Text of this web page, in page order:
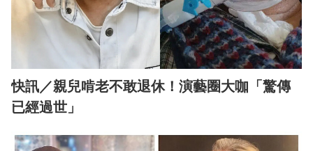
快訊／親兒啃老不敢退休！演藝圈大咖「驚傳
已經過世」